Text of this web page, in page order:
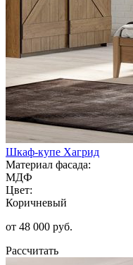
Шкаф-купе Хагрид
Материал фасада:
МДФ
Цвет:
Коричневый
от 48 000 руб.
Рассчитать